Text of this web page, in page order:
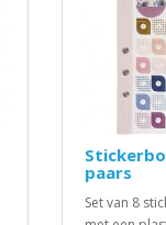
paars
Set van 8